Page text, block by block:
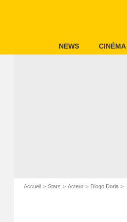
NEWS CINÉMA
Accueil Stars Acteur Diogo Doria